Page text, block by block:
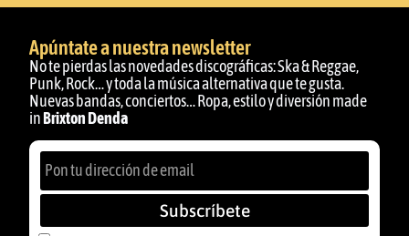
Apúntate a nuestra newsletter
No te pierdas las novedades discográficas: Ska & Reggae,
Punk, Rock… y toda la música alternativa que te gusta.
Nuevas bandas, conciertos… Ropa, estilo y diversión made
in Brixton Denda
Subscríbete